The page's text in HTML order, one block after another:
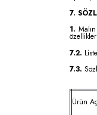
7.
1.
7.2.
7.3.
Ürün